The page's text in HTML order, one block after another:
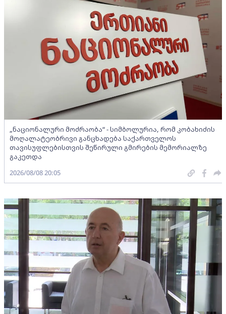
„ნაციონალური მოძრაობა“ - სიმბოლურია, რომ კობახიძის
მოღალატეობრივი განცხადება საქართველოს
თავისუფლებისთვის შეწირული გმირების მემორიალზე
გაკეთდა
2026/08/08 20:05